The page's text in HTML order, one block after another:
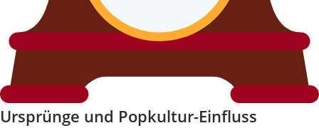
Ursprünge und Popkultur-Einfluss